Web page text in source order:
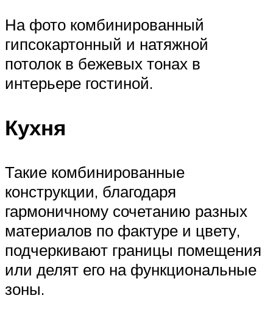
На фото комбинированный
гипсокартонный и натяжной
потолок в бежевых тонах в
интерьере гостиной.
Кухня
Такие комбинированные
конструкции, благодаря
гармоничному сочетанию разных
материалов по фактуре и цвету,
подчеркивают границы помещения
или делят его на функциональные
зоны.